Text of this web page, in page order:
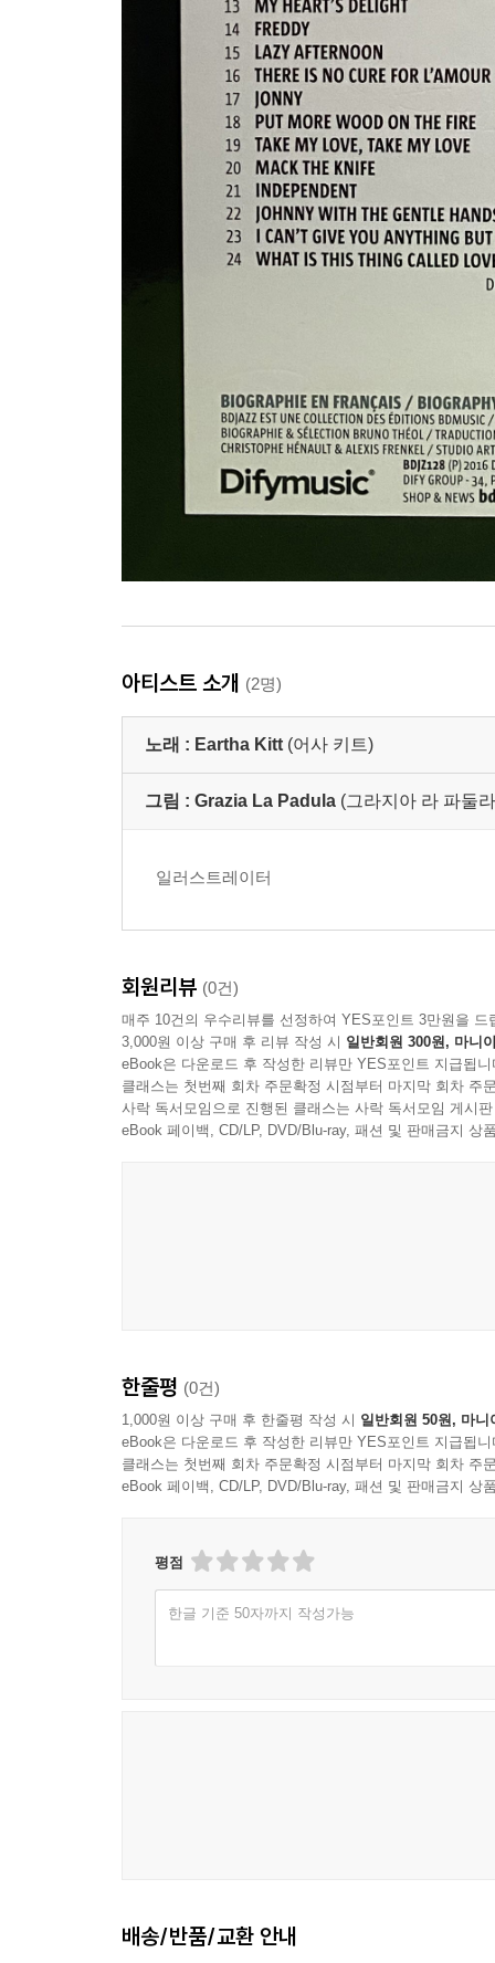
아티스트 소개 (2명)
노래 : Eartha Kitt (어사 키트)
그림 : Grazia La Padula (그라지아 라 파둘
일러스트레이터
회원리뷰 (0건)
매주 10건의 우수리뷰를 선정하여 YES포인트 3만원을 드
3,000원 이상 구매 후 리뷰 작성 시 일반회원 300원, 마니
eBook은 다운로드 후 작성한 리뷰만 YES포인트 지급됩니
클래스는 첫번째 회차 주문확정 시점부터 마지막 회차 주
사락 독서모임으로 진행된 클래스는 사락 독서모임 게시
eBook 페이백, CD/LP, DVD/Blu-ray, 패션 및 판매금지 상
한줄평 (0건)
1,000원 이상 구매 후 한줄평 작성 시 일반회원 50원, 마니
eBook은 다운로드 후 작성한 리뷰만 YES포인트 지급됩니
클래스는 첫번째 회차 주문확정 시점부터 마지막 회차 주
eBook 페이백, CD/LP, DVD/Blu-ray, 패션 및 판매금지 상
평점
한글 기준 50자까지 작성가능
배송/반품/교환 안내